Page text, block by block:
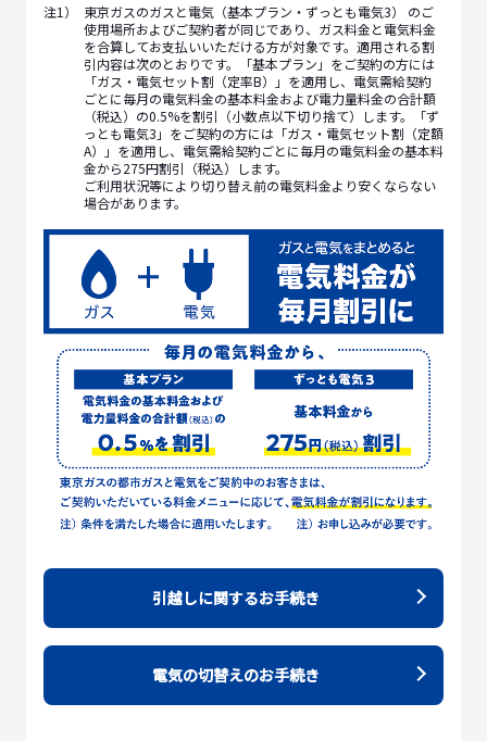
注1）
東京ガスのガスと電気（基本プラン・ずっとも電気3） のご
使用場所およびご契約者が同じであり、ガス料金と電気料金
を合算してお支払いいただける方が対象です。適用される割
引内容は次のとおりです。「基本プラン」をご契約の方には
「ガス・電気セット割（定率B）」を適用し、電気需給契約
ごとに毎月の電気料金の基本料金および電力量料金の合計額
（税込）の0.5%を割引（小数点以下切り捨て）します。「ず
っとも電気3」をご契約の方には「ガス・電気セット割（定額
A）」を適用し、電気需給契約ごとに毎月の電気料金の基本料
金から275円割引（税込）します。
ご利用状況等により切り替え前の電気料金より安くならない
場合があります。
引越しに関するお手続き
電気の切替えのお手続き